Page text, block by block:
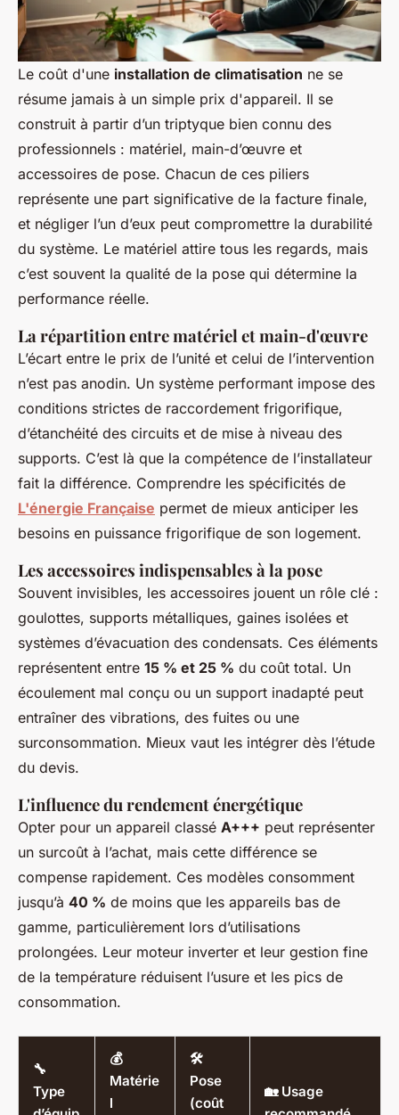
Le coût d'une installation de climatisation ne se
résume jamais à un simple prix d'appareil. Il se
construit à partir d’un triptyque bien connu des
professionnels : matériel, main-d’œuvre et
accessoires de pose. Chacun de ces piliers
représente une part significative de la facture finale,
et négliger l’un d’eux peut compromettre la durabilité
du système. Le matériel attire tous les regards, mais
c’est souvent la qualité de la pose qui détermine la
performance réelle.
La répartition entre matériel et main-d'œuvre
L’écart entre le prix de l’unité et celui de l’intervention
n’est pas anodin. Un système performant impose des
conditions strictes de raccordement frigorifique,
d’étanchéité des circuits et de mise à niveau des
supports. C’est là que la compétence de l’installateur
fait la différence. Comprendre les spécificités de
L'énergie Française permet de mieux anticiper les
besoins en puissance frigorifique de son logement.
Les accessoires indispensables à la pose
Souvent invisibles, les accessoires jouent un rôle clé :
goulottes, supports métalliques, gaines isolées et
systèmes d’évacuation des condensats. Ces éléments
représentent entre 15 % et 25 % du coût total. Un
écoulement mal conçu ou un support inadapté peut
entraîner des vibrations, des fuites ou une
surconsommation. Mieux vaut les intégrer dès l’étude
du devis.
L'influence du rendement énergétique
Opter pour un appareil classé A+++ peut représenter
un surcoût à l’achat, mais cette différence se
compense rapidement. Ces modèles consomment
jusqu’à 40 % de moins que les appareils bas de
gamme, particulièrement lors d’utilisations
prolongées. Leur moteur inverter et leur gestion fine
de la température réduisent l’usure et les pics de
consommation.
🔧
Type
💰
Matérie
l
🛠️
Pose
(coût
🏡 Usage